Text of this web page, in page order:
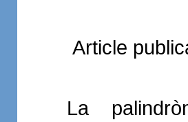
Article
La